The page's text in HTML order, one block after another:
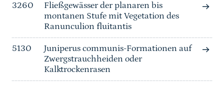
3260
Fließgewässer der planaren bis
montanen Stufe mit Vegetation des
Ranunculion fluitantis
5130
Juniperus communis-Formationen auf
Zwergstrauchheiden oder
Kalktrockenrasen